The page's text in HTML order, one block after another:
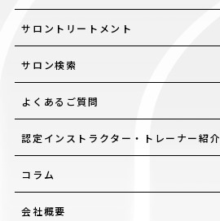
サロントリートメント
サロン検索
よくあるご質問
認定インストラクター・トレーナー紹介
コラム
会社概要